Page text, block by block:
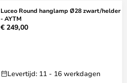
Luceo Round hanglamp Ø28 zwart/helder
- AYTM
€ 249,00
Levertijd: 11 - 16 werkdagen